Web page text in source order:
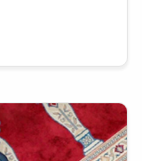
kadın
kadın olmak?